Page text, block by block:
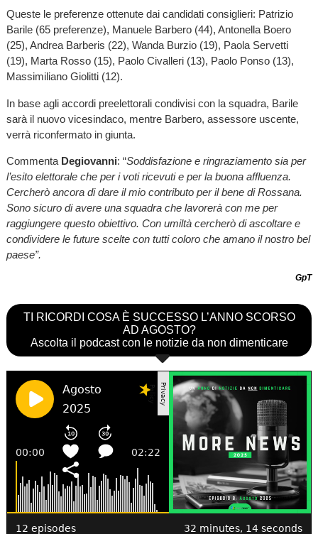
Queste le preferenze ottenute dai candidati consiglieri: Patrizio
Barile (65 preferenze), Manuele Barbero (44), Antonella Boero
(25), Andrea Barberis (22), Wanda Burzio (19), Paola Servetti
(19), Marta Rosso (15), Paolo Civalleri (13), Paolo Ponso (13),
Massimiliano Giolitti (12).
In base agli accordi preelettorali condivisi con la squadra, Barile
sarà il nuovo vicesindaco, mentre Barbero, assessore uscente,
verrà riconfermato in giunta.
Commenta Degiovanni: “Soddisfazione e ringraziamento sia per
l’esito elettorale che per i voti ricevuti e per la buona affluenza.
Cercherò ancora di dare il mio contributo per il bene di Rossana.
Sono sicuro di avere una squadra che lavorerà con me per
raggiungere questo obiettivo. Con umiltà cercherò di ascoltare e
condividere le future scelte con tutti coloro che amano il nostro bel
paese”.
GpT
TI RICORDI COSA È SUCCESSO L’ANNO SCORSO
AD AGOSTO?
Ascolta il podcast con le notizie da non dimenticare